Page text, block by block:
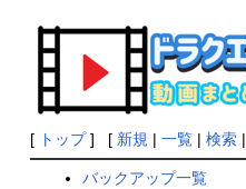
[ トップ] [ 新規 | 一覧| 検索|
バックアップ一覧